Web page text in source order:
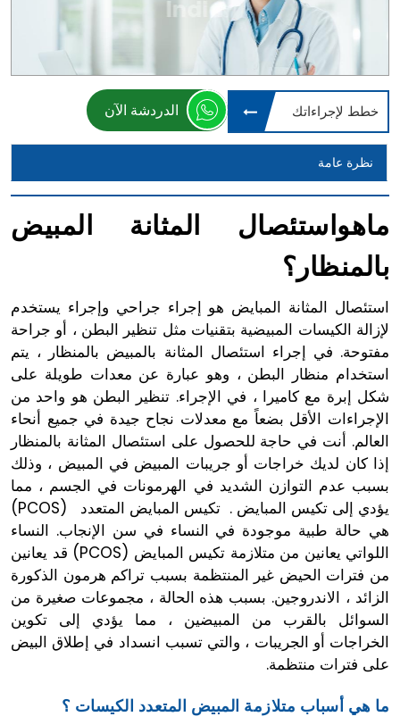
خطط لإجراءاتك الدردشة الآن
نظرة عامة
ماهواستئصال المثانة المبيض
بالمنظار؟
استئصال المثانة المبايض هو إجراء جراحي وإجراء يستخدم
لإزالة الكيسات المبيضية بتقنيات مثل تنظير البطن ، أو جراحة
مفتوحة. في إجراء استئصال المثانة بالمبيض بالمنظار ، يتم
استخدام منظار البطن ، وهو عبارة عن معدات طويلة على
شكل إبرة مع كاميرا ، في الإجراء. تنظير البطن هو واحد من
الإجراءات الأقل بضعاً مع معدلات نجاح جيدة في جميع أنحاء
العالم. أنت في حاجة للحصول على استئصال المثانة بالمنظار
إذا كان لديك خراجات أو جريبات المبيض في المبيض ، وذلك
بسبب عدم التوازن الشديد في الهرمونات في الجسم ، مما
يؤدي إلى تكيس المبايض . تكيس المبايض المتعدد (PCOS)
هي حالة طبية موجودة في النساء في سن الإنجاب. النساء
اللواتي يعانين من متلازمة تكيس المبايض (PCOS) قد يعانين
من فترات الحيض غير المنتظمة بسبب تراكم هرمون الذكورة
الزائد ، الاندروجين. بسبب هذه الحالة ، مجموعات صغيرة من
السوائل بالقرب من المبيضين ، مما يؤدي إلى تكوين
الخراجات أو الجريبات ، والتي تسبب انسداد في إطلاق البيض
على فترات منتظمة.
ما هي أسباب متلازمة المبيض المتعدد الكيسات ؟